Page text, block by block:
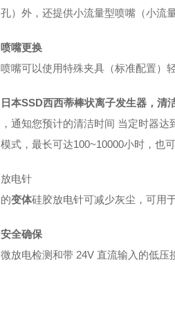
孔）外，还提供小流量型喷嘴（小流
喷嘴更换
喷嘴可以使用特殊夹具（标准配置）
日本SSD西西蒂棒状离子发生器，清
，通知您预计的清洁时间 当定时器
模式，最长可达100~10000小时，也
放电针
的变体硅胶放电针可减少灰尘，可用
安全确保
微放电检测和带 24V 直流输入的低压